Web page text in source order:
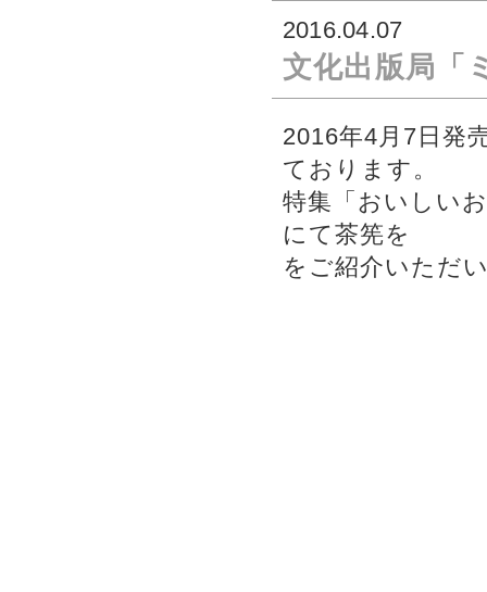
2016.04.07
文化出版局「
2016年4月7日発
ております。
特集「おいしい
にて茶筅を
をご紹介いただ